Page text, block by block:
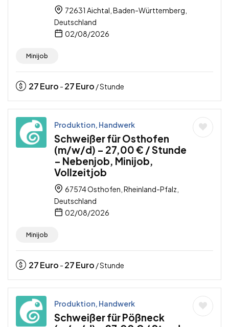
72631 Aichtal, Baden-Württemberg,
Deutschland
02/08/2026
Minijob
27Euro - 27Euro / Stunde
Produktion, Handwerk
Schweißer für Osthofen
(m/w/d) – 27,00 € / Stunde
– Nebenjob, Minijob,
Vollzeitjob
67574 Osthofen, Rheinland-Pfalz,
Deutschland
02/08/2026
Minijob
27Euro - 27Euro / Stunde
Produktion, Handwerk
Schweißer für Pößneck